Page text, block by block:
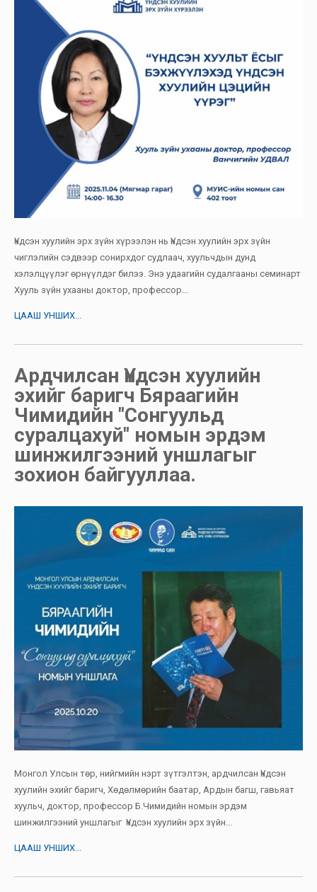
Үндсэн хуулийн эрх зүйн хүрээлэн нь Үндсэн хуулийн эрх зүйн
чиглэлийн сэдвээр сонирхдог судлаач, хуульчдын дунд
хэлэлцүүлэг өрнүүлдэг билээ. Энэ удаагийн судалгааны семинарт
Хууль зүйн ухааны доктор, профессор...
ЦААШ УНШИХ...
Ардчилсан Үндсэн хуулийн
эхийг баригч Бяраагийн
Чимидийн "Сонгуульд
суралцахуй" номын эрдэм
шинжилгээний уншлагыг
зохион байгууллаа.
Монгол Улсын төр, нийгмийн нэрт зүтгэлтэн, ардчилсан Үндсэн
хуулийн эхийг баригч, Хөдөлмөрийн баатар, Ардын багш, гавьяат
хуульч, доктор, профессор Б.Чимидийн номын эрдэм
шинжилгээний уншлагыг Үндсэн хуулийн эрх зүйн...
ЦААШ УНШИХ...